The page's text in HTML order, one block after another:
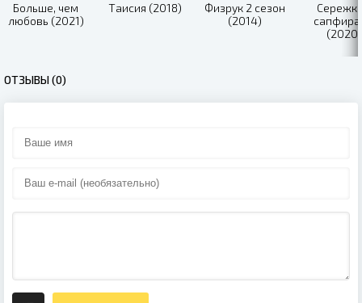
Больше, чем
любовь (2021)
Таисия (2018)
Физрук 2 сезон
(2014)
(2020)
ОТЗЫВЫ (0)